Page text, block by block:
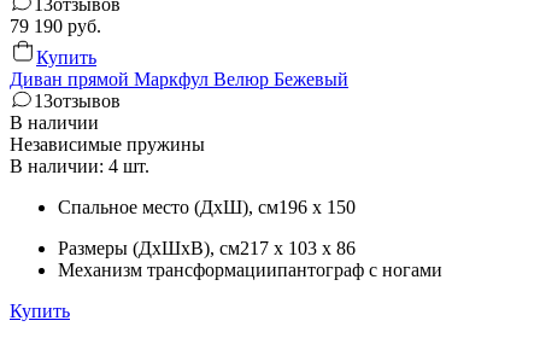
79 190 руб.
Купить
Диван прямой Маркфул Велюр Бежевый
13отзывов
В наличии
Независимые пружины
В наличии: 4 шт.
Спальное место (ДхШ), см196 x 150
Размеры (ДхШхВ), см217 x 103 x 86
Механизм трансформациипантограф с ногами
Купить